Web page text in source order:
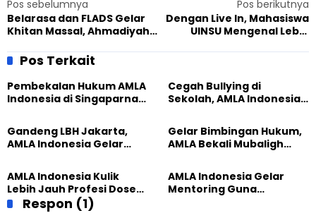
Pos sebelumnya
Belarasa dan FLADS Gelar
Khitan Massal, Ahmadiyah
Semarakkan
Pos berikutnya
Dengan Live In, Mahasiswa
UINSU Mengenal Lebih
Pos Terkait
Pembekalan Hukum AMLA
Indonesia di Singaparna,
Cegah Bullying di
Sekolah, AMLA Indonesia
Gandeng LBH Jakarta,
AMLA Indonesia Gelar
Gelar Bimbingan Hukum,
AMLA Bekali Mubaligh
AMLA Indonesia Kulik
Lebih Jauh Profesi Dosen
dalam Mentoring Rutin
AMLA Indonesia Gelar
Mentoring Guna
Respon (1)